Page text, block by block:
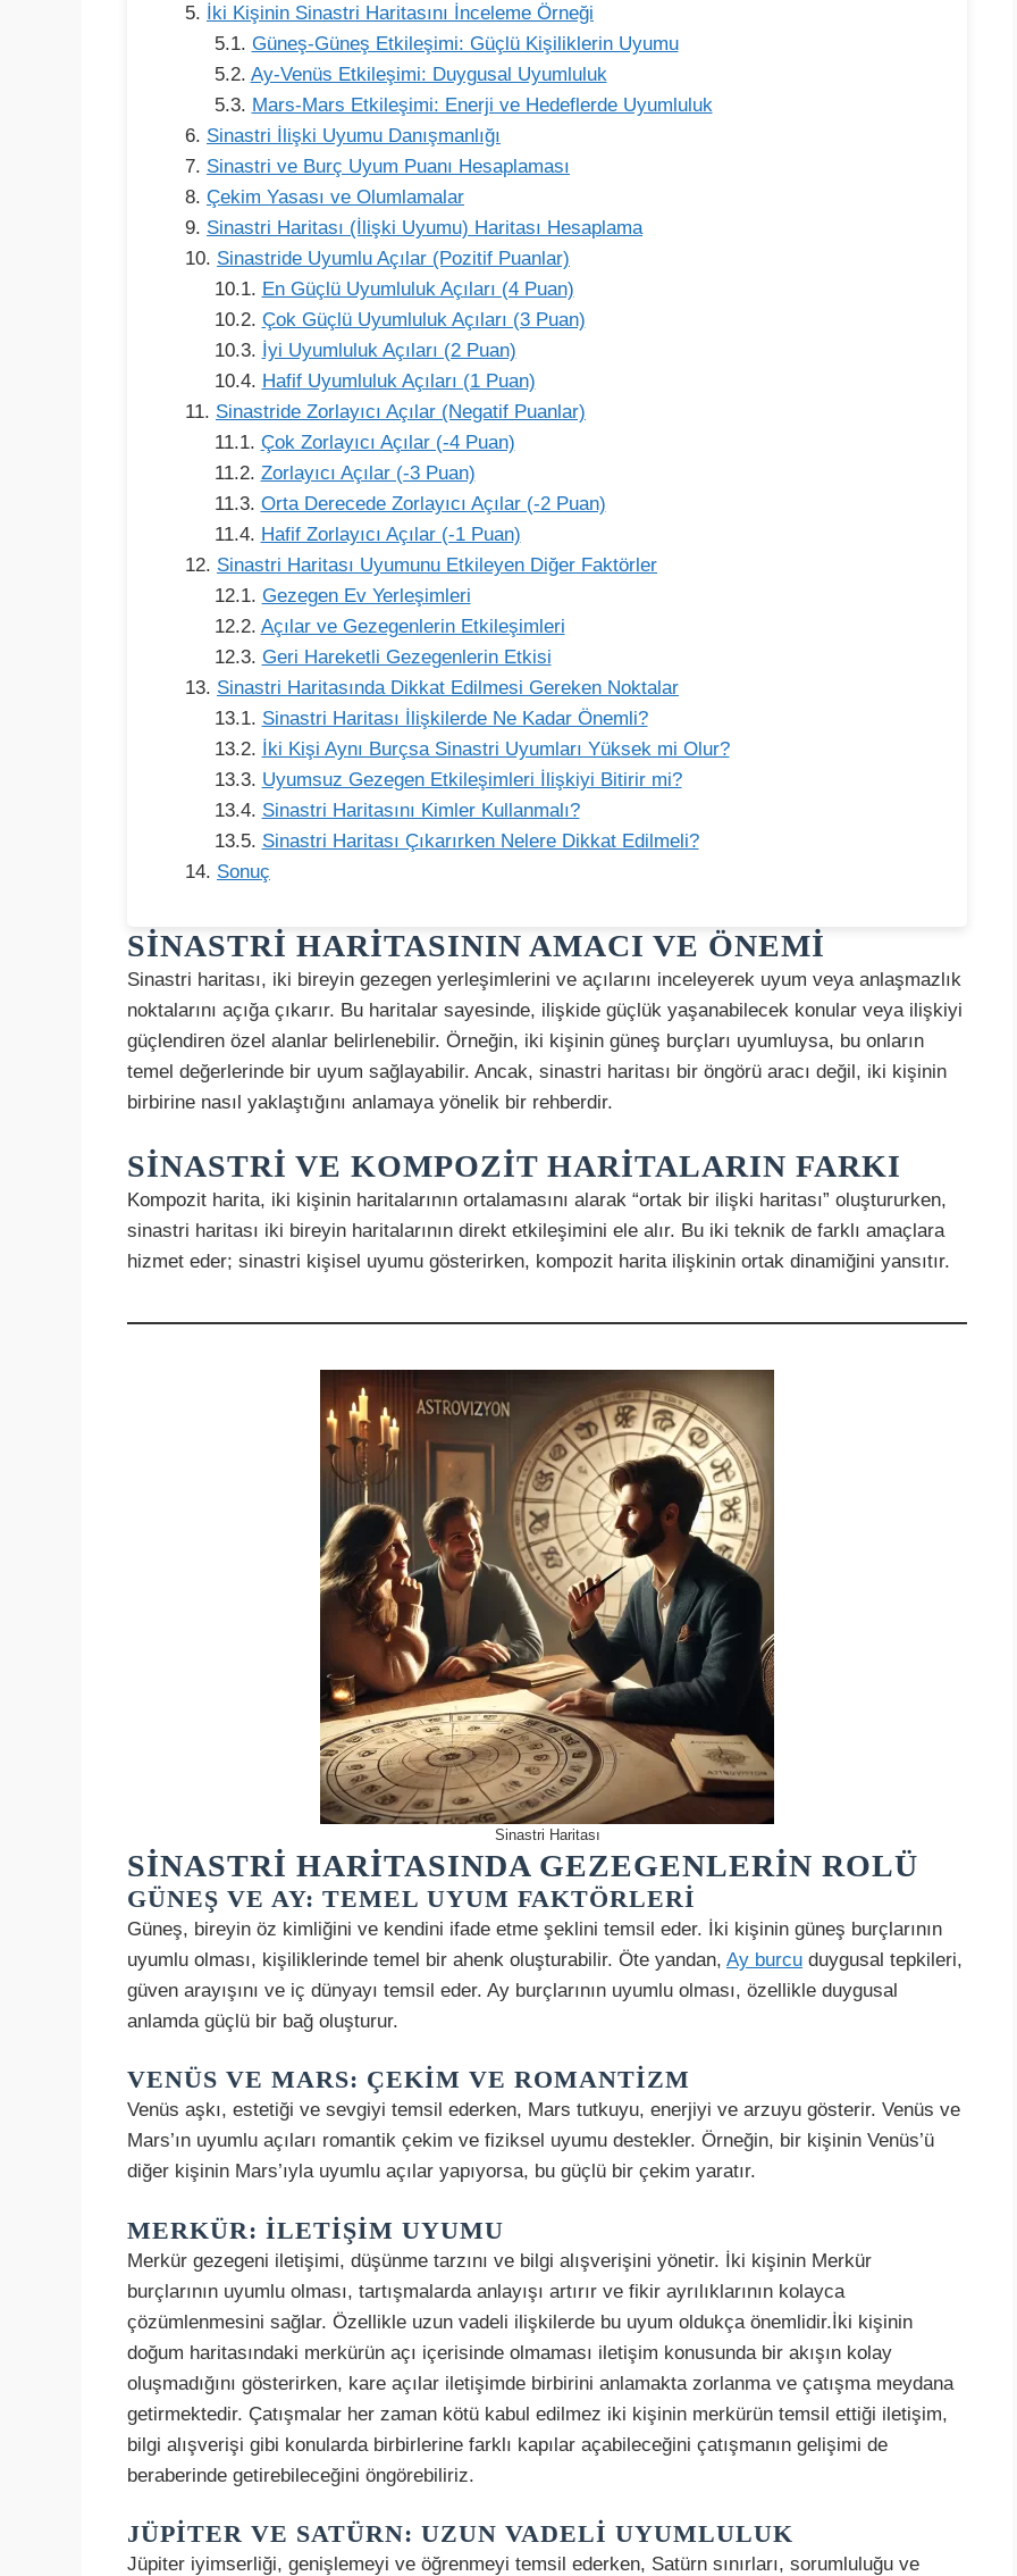
İki Kişinin Sinastri Haritasını İnceleme Örneği
Güneş-Güneş Etkileşimi: Güçlü Kişiliklerin Uyumu
Ay-Venüs Etkileşimi: Duygusal Uyumluluk
Mars-Mars Etkileşimi: Enerji ve Hedeflerde Uyumluluk
Sinastri İlişki Uyumu Danışmanlığı
Sinastri ve Burç Uyum Puanı Hesaplaması
Çekim Yasası ve Olumlamalar
Sinastri Haritası (İlişki Uyumu) Haritası Hesaplama
Sinastride Uyumlu Açılar (Pozitif Puanlar)
En Güçlü Uyumluluk Açıları (4 Puan)
Çok Güçlü Uyumluluk Açıları (3 Puan)
İyi Uyumluluk Açıları (2 Puan)
Hafif Uyumluluk Açıları (1 Puan)
Sinastride Zorlayıcı Açılar (Negatif Puanlar)
Çok Zorlayıcı Açılar (-4 Puan)
Zorlayıcı Açılar (-3 Puan)
Orta Derecede Zorlayıcı Açılar (-2 Puan)
Hafif Zorlayıcı Açılar (-1 Puan)
Sinastri Haritası Uyumunu Etkileyen Diğer Faktörler
Gezegen Ev Yerleşimleri
Açılar ve Gezegenlerin Etkileşimleri
Geri Hareketli Gezegenlerin Etkisi
Sinastri Haritasında Dikkat Edilmesi Gereken Noktalar
Sinastri Haritası İlişkilerde Ne Kadar Önemli?
İki Kişi Aynı Burçsa Sinastri Uyumları Yüksek mi Olur?
Uyumsuz Gezegen Etkileşimleri İlişkiyi Bitirir mi?
Sinastri Haritasını Kimler Kullanmalı?
Sinastri Haritası Çıkarırken Nelere Dikkat Edilmeli?
Sonuç
SINASTRI HARITASININ AMACI VE ÖNEMI
Sinastri haritası, iki bireyin gezegen yerleşimlerini ve açılarını inceleyerek uyum veya anlaşmazlık
noktalarını açığa çıkarır. Bu haritalar sayesinde, ilişkide güçlük yaşanabilecek konular veya ilişkiyi
güçlendiren özel alanlar belirlenebilir. Örneğin, iki kişinin güneş burçları uyumluysa, bu onların
temel değerlerinde bir uyum sağlayabilir. Ancak, sinastri haritası bir öngörü aracı değil, iki kişinin
birbirine nasıl yaklaştığını anlamaya yönelik bir rehberdir.
SINASTRI VE KOMPOZIT HARITALARIN FARKI
Kompozit harita, iki kişinin haritalarının ortalamasını alarak “ortak bir ilişki haritası” oluştururken,
sinastri haritası iki bireyin haritalarının direkt etkileşimini ele alır. Bu iki teknik de farklı amaçlara
hizmet eder; sinastri kişisel uyumu gösterirken, kompozit harita ilişkinin ortak dinamiğini yansıtır.
Sinastri Haritası
SINASTRI HARITASINDA GEZEGENLERIN ROLÜ
GÜNEŞ VE AY: TEMEL UYUM FAKTÖRLERI
Güneş, bireyin öz kimliğini ve kendini ifade etme şeklini temsil eder. İki kişinin güneş burçlarının
uyumlu olması, kişiliklerinde temel bir ahenk oluşturabilir. Öte yandan, Ay burcu duygusal tepkileri,
güven arayışını ve iç dünyayı temsil eder. Ay burçlarının uyumlu olması, özellikle duygusal
anlamda güçlü bir bağ oluşturur.
VENÜS VE MARS: ÇEKIM VE ROMANTIZM
Venüs aşkı, estetiği ve sevgiyi temsil ederken, Mars tutkuyu, enerjiyi ve arzuyu gösterir. Venüs ve
Mars’ın uyumlu açıları romantik çekim ve fiziksel uyumu destekler. Örneğin, bir kişinin Venüs’ü
diğer kişinin Mars’ıyla uyumlu açılar yapıyorsa, bu güçlü bir çekim yaratır.
MERKÜR: İLETIŞIM UYUMU
Merkür gezegeni iletişimi, düşünme tarzını ve bilgi alışverişini yönetir. İki kişinin Merkür
burçlarının uyumlu olması, tartışmalarda anlayışı artırır ve fikir ayrılıklarının kolayca
çözümlenmesini sağlar. Özellikle uzun vadeli ilişkilerde bu uyum oldukça önemlidir.İki kişinin
doğum haritasındaki merkürün açı içerisinde olmaması iletişim konusunda bir akışın kolay
oluşmadığını gösterirken, kare açılar iletişimde birbirini anlamakta zorlanma ve çatışma meydana
getirmektedir. Çatışmalar her zaman kötü kabul edilmez iki kişinin merkürün temsil ettiği iletişim,
bilgi alışverişi gibi konularda birbirlerine farklı kapılar açabileceğini çatışmanın gelişimi de
beraberinde getirebileceğini öngörebiliriz.
JÜPITER VE SATÜRN: UZUN VADELI UYUMLULUK
Jüpiter iyimserliği, genişlemeyi ve öğrenmeyi temsil ederken, Satürn sınırları, sorumluluğu ve